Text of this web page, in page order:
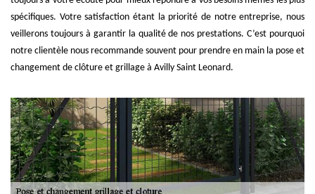
spécifiques. Votre satisfaction étant la priorité de notre entreprise, nous
veillerons toujours à garantir la qualité de nos prestations. C’est pourquoi
notre clientèle nous recommande souvent pour prendre en main la pose et
changement de clôture et grillage à Avilly Saint Leonard.